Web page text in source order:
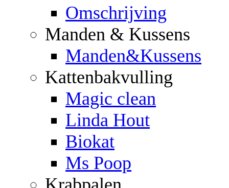
Omschrijving
Manden & Kussens
Manden&Kussens
Kattenbakvulling
Magic clean
Linda Hout
Biokat
Ms Poop